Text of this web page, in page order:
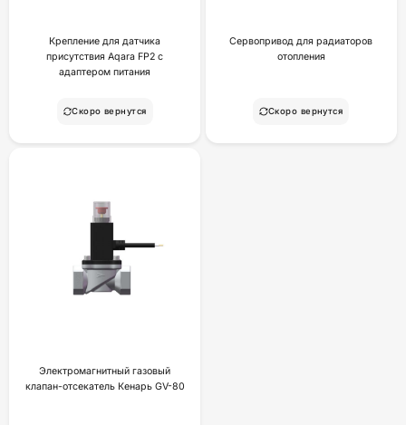
Крепление для датчика
присутствия Aqara FP2 с
адаптером питания
Скоро вернутся
Сервопривод для радиаторов
отопления
Скоро вернутся
Электромагнитный газовый
клапан-отсекатель Кенарь GV-80